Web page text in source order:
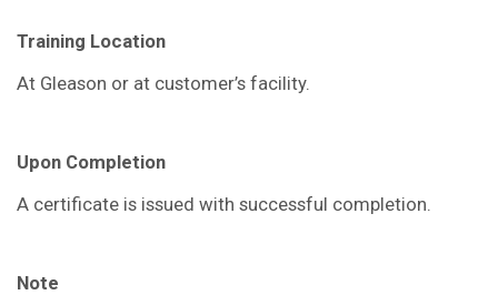
Training Location
At Gleason or at customer’s facility.
Upon Completion
A certificate is issued with successful completion.
Note